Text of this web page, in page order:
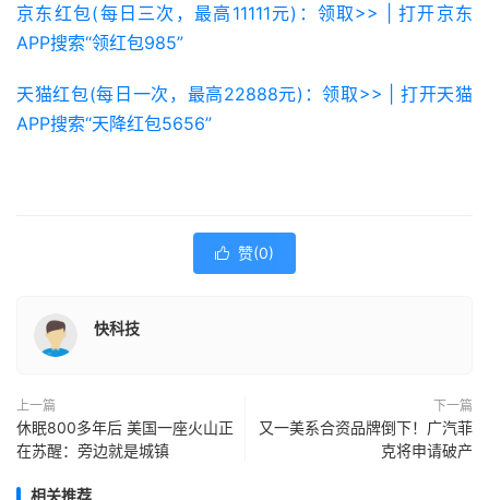
京东红包(每日三次，最高11111元)：领取>> | 打开京东
APP搜索“领红包985”
天猫红包(每日一次，最高22888元)：领取>> | 打开天猫
APP搜索“天降红包5656”
 赞(0)
快科技
上一篇
休眠800多年后 美国一座火山正
在苏醒：旁边就是城镇
下一篇
又一美系合资品牌倒下！广汽菲
克将申请破产
相关推荐